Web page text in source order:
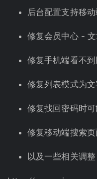
后台配置支持移动
修复会员中心 - 文
修复手机端看不到
修复列表模式为
修复找回密码时可
修复移动端搜索页
以及一些相关调整